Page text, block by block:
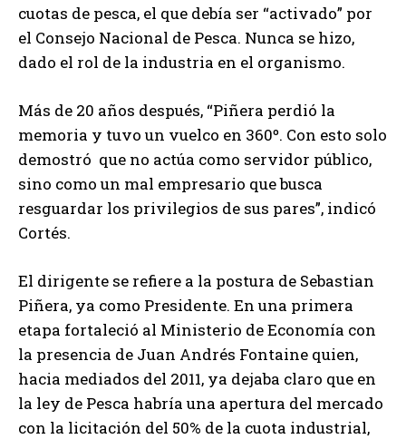
cuotas de pesca, el que debía ser “activado” por
el Consejo Nacional de Pesca. Nunca se hizo,
dado el rol de la industria en el organismo.
Más de 20 años después, “Piñera perdió la
memoria y tuvo un vuelco en 360º. Con esto solo
demostró que no actúa como servidor público,
sino como un mal empresario que busca
resguardar los privilegios de sus pares”, indicó
Cortés.
El dirigente se refiere a la postura de Sebastian
Piñera, ya como Presidente. En una primera
etapa fortaleció al Ministerio de Economía con
la presencia de Juan Andrés Fontaine quien,
hacia mediados del 2011, ya dejaba claro que en
la ley de Pesca habría una apertura del mercado
con la licitación del 50% de la cuota industrial,